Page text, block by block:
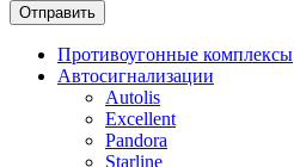
Отправить
Противоугонные комплексы
Автосигнализации
Autolis
Excellent
Pandora
Starline